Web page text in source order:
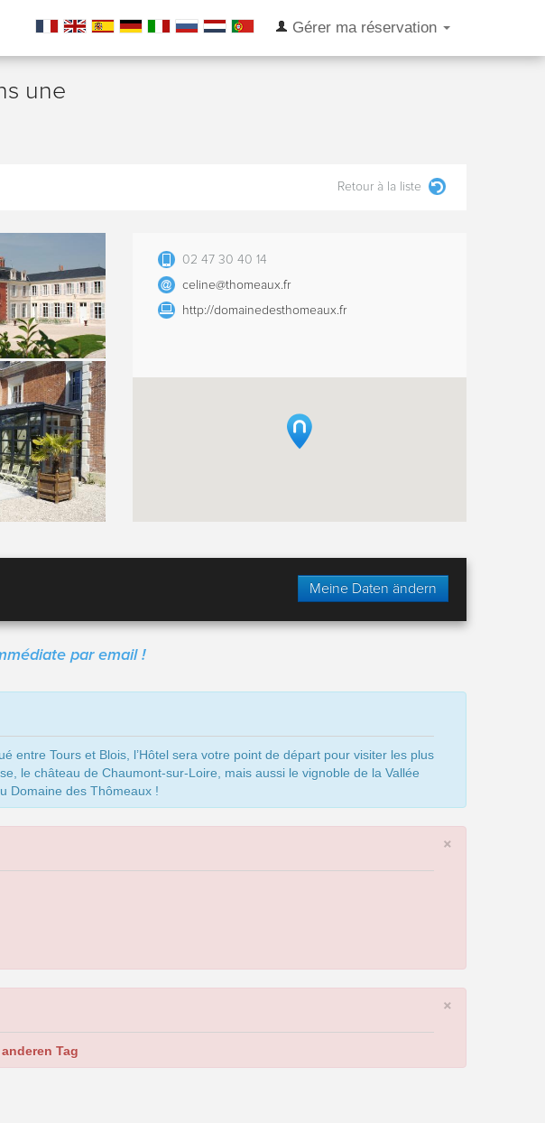
Gérer ma réservation
une
Retour à la liste
02 47 30 40 14
celine@thomeaux.fr
http://domainedesthomeaux.fr
Meine Daten ändern
par email !
entre Tours et Blois, l’Hôtel sera votre point de départ pour visiter les plus
le château de Chaumont-sur-Loire, mais aussi le vignoble de la Vallée
Domaine des Thômeaux !
×
×
Tag